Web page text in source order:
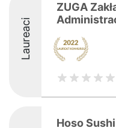
Laureaci
ZUGA
Hoso Sushi